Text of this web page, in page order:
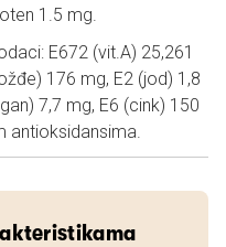
1.5 mg.
E672 (vit.A) 25,261
176 mg, E2 (jod) 1,8
7,7 mg, E6 (cink) 150
antioksidansima.